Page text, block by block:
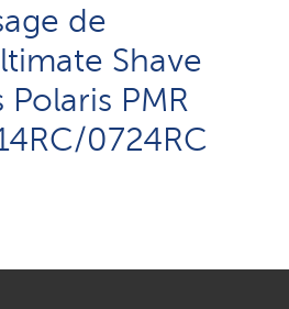
de
Shave
PMR
0724RC